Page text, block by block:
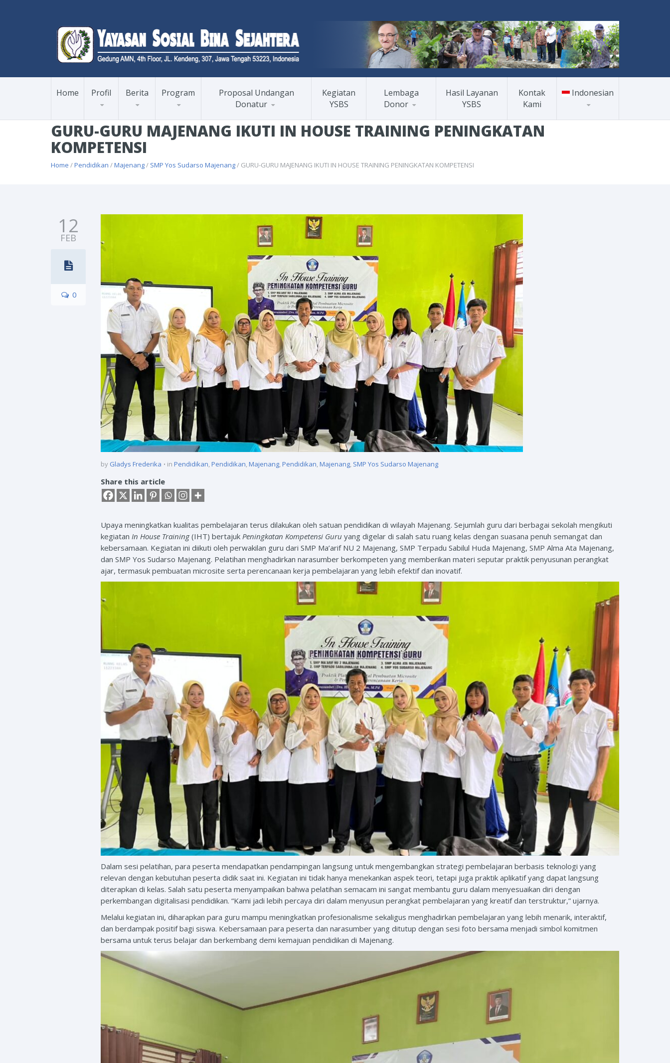
Home Profil Berita Program
Proposal Undangan
Donatur
Kegiatan
YSBS
Lembaga
Donor
Hasil Layanan
YSBS
Kontak
Kami
Indonesian
GURU-GURU MAJENANG IKUTI IN HOUSE TRAINING PENINGKATAN
KOMPETENSI
Home /Pendidikan /Majenang/ SMP Yos Sudarso Majenang/ GURU-GURU MAJENANG IKUTI IN HOUSE TRAINING PENINGKATAN KOMPETENSI
12
FEB
0
by Gladys Frederika in Pendidikan,Pendidikan,Majenang,Pendidikan,Majenang, SMP Yos Sudarso Majenang
Share this article
Upaya meningkatkan kualitas pembelajaran terus dilakukan oleh satuan pendidikan di wilayah Majenang. Sejumlah guru dari berbagai sekolah mengikuti
kegiatan In House Training(IHT) bertajuk Peningkatan Kompetensi Guru yang digelar di salah satu ruang kelas dengan suasana penuh semangat dan
kebersamaan. Kegiatan ini diikuti oleh perwakilan guru dari SMP Ma’arif NU 2 Majenang, SMP Terpadu Sabilul Huda Majenang, SMP Alma Ata Majenang,
dan SMP Yos Sudarso Majenang. Pelatihan menghadirkan narasumber berkompeten yang memberikan materi seputar praktik penyusunan perangkat
ajar, termasuk pembuatan microsite serta perencanaan kerja pembelajaran yang lebih efektif dan inovatif.
Dalam sesi pelatihan, para peserta mendapatkan pendampingan langsung untuk mengembangkan strategi pembelajaran berbasis teknologi yang
relevan dengan kebutuhan peserta didik saat ini. Kegiatan ini tidak hanya menekankan aspek teori, tetapi juga praktik aplikatif yang dapat langsung
diterapkan di kelas. Salah satu peserta menyampaikan bahwa pelatihan semacam ini sangat membantu guru dalam menyesuaikan diri dengan
perkembangan digitalisasi pendidikan. “Kami jadi lebih percaya diri dalam menyusun perangkat pembelajaran yang kreatif dan terstruktur,” ujarnya.
Melalui kegiatan ini, diharapkan para guru mampu meningkatkan profesionalisme sekaligus menghadirkan pembelajaran yang lebih menarik, interaktif,
dan berdampak positif bagi siswa. Kebersamaan para peserta dan narasumber yang ditutup dengan sesi foto bersama menjadi simbol komitmen
bersama untuk terus belajar dan berkembang demi kemajuan pendidikan di Majenang.